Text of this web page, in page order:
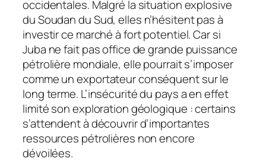
occidentales. Malgré la situation explosive
du Soudan du Sud, elles n’hésitent pas à
investir ce marché à fort potentiel. Car si
Juba ne fait pas office de grande puissance
pétrolière mondiale, elle pourrait s’imposer
comme un exportateur conséquent sur le
long terme. L’insécurité du pays a en effet
limité son exploration géologique : certains
s’attendent à découvrir d’importantes
ressources pétrolières non encore
dévoilées.